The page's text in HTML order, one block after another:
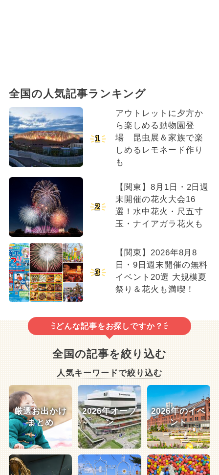
全国の人気記事ランキング
1
アウトレットに夕方か
ら楽しめる動物園登
場 昆虫展＆家族で楽
しめるレモネード作り
も
2
【関東】8月1日・2日週
末開催の花火大会16
選！水中花火・尺五寸
玉・ナイアガラ花火も
3
【関東】2026年8月8
日・9日週末開催の無料
イベント20選 大規模夏
祭り＆花火も満喫！
どんな記事をお探しですか？
全国の記事を絞り込む
人気キーワードで絞り込む
厳選お出かけ
まとめ
2026年オープ
ン
2026年のイベ
ント